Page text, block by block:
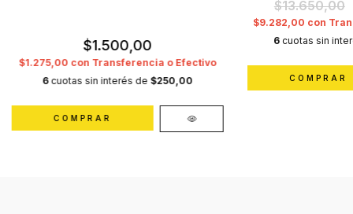
$1.500,00
$1.275,00 con Transferencia o Efectivo
6 cuotas sin interés de $250,00
COMPRAR
$13.650,00
$9.282,00 con
6 cuotas sin